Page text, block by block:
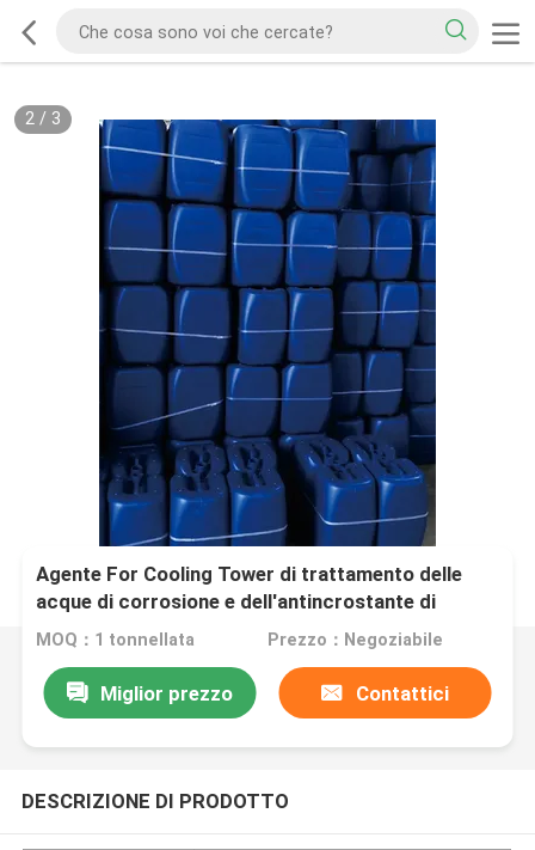
2/ 3
Agente For Cooling Tower di trattamento delle
acque di corrosione e dell'antincrostante di
trattamento delle acque
MOQ：1 tonnellata Prezzo：Negoziabile
Miglior prezzo Contattici
DESCRIZIONE DI PRODOTTO